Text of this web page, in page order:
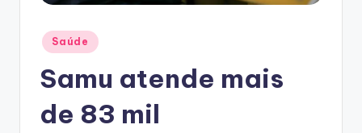
Posted
in
Saúde
Samu atende mais
de 83 mil